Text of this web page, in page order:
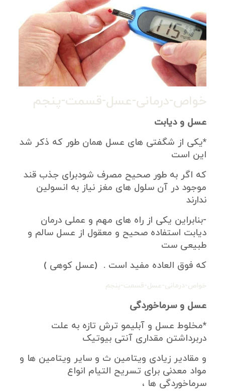
خواص-درمانی-عسل-قسمت-پنجم
عسل و دیابت
*یکی از شگفتی های عسل همان طور که ذکر شد
این است
که اگر به طور صحیح مصرف شودبرای جذب قند
موجود در آن سلول های مغز نیاز به انسولین
ندارند
-بنابراین یکی از راه های مهم و عملی درمان
دیابت استفاده صحیح و معقول از عسل سالم و
طبیعی ست
که فوق العاده مفید است . (عسل کوهی )
خواص-درمانی-عسل-قسمت-پنجم
عسل و سرماخوردگی
*مخلوط عسل و آبلیمو ترش تازه به علت
دربرداشتن مقداری آنتی بیوتیک
و مقادیر زیادی ویتامین ث و سایر ویتامین ها و
مواد معدنی برای تسریح التیام انواع
سرماخوردگی ها ،